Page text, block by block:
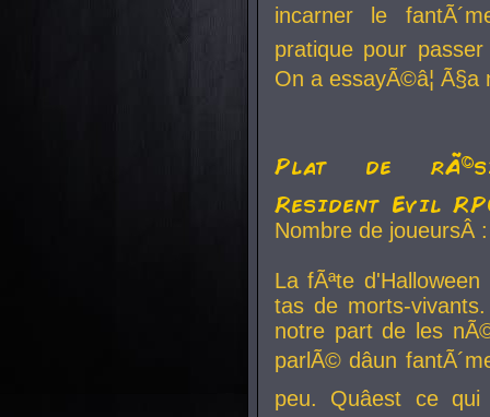
incarner le
pratique pour
On a essayÃ©â¦
Plat de
Resident Evil
Nombre de
La fÃªte
tas de morts-
notre part de les
parlÃ© dâun
peu. Quâest ce